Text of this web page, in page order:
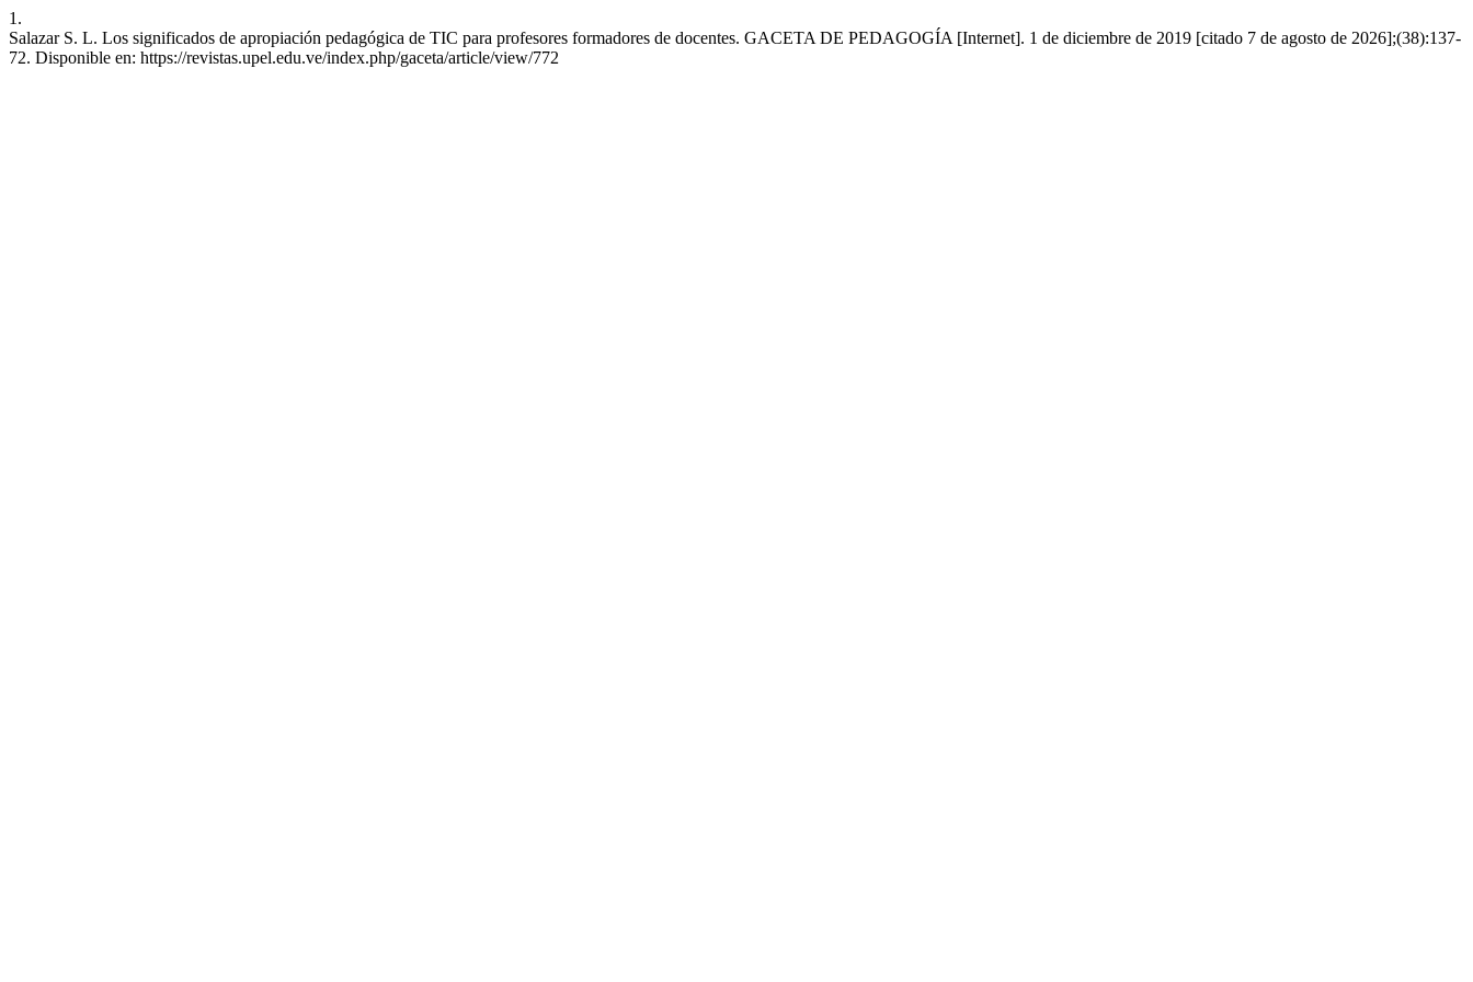
1.
Salazar S. L. Los significados de apropiación pedagógica de TIC para profesores formadores de docentes. GACETA DE PEDAGOGÍA [Internet]. 1 de diciembre de 2019 [citado 7 de agosto de 2026];(38):137-
72. Disponible en: https://revistas.upel.edu.ve/index.php/gaceta/article/view/772